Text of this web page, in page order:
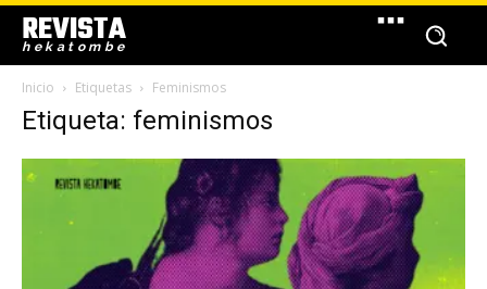
REVISTA
hekatombe
Inicio Etiquetas Feminismos
Etiqueta: feminismos